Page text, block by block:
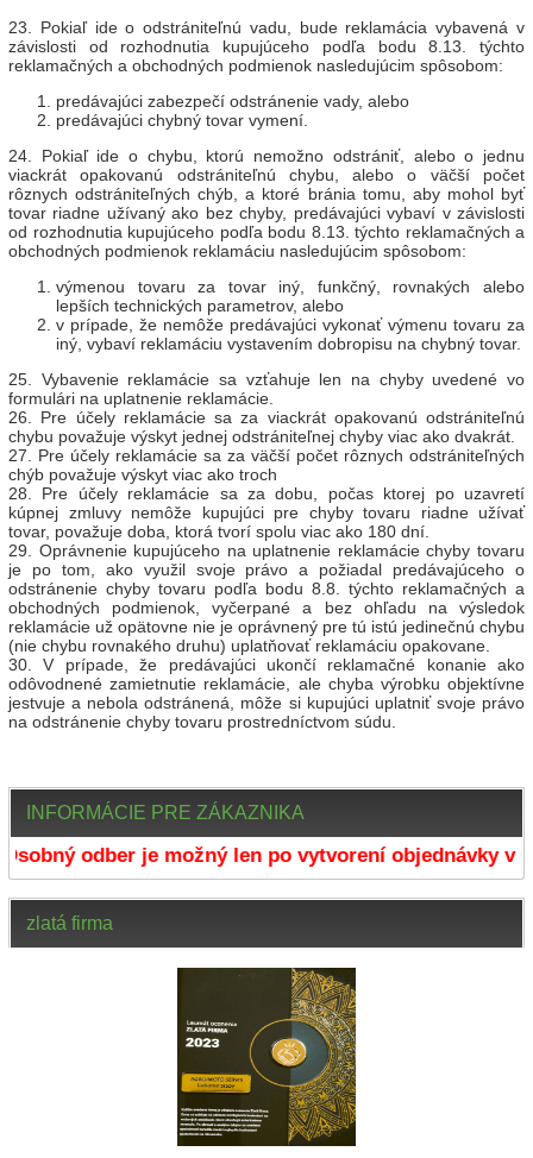
INFORMÁCIE PRE ZÁKAZNIKA
odber je možný len po vytvorení objednávky v e-
zlatá firma
23. Pokiaľ ide o odstrániteľnú vadu, bude reklamácia vybavená v
závislosti od rozhodnutia kupujúceho podľa bodu 8.13. týchto
reklamačných a obchodných podmienok nasledujúcim spôsobom:
predávajúci zabezpečí odstránenie vady, alebo
predávajúci chybný tovar vymení.
24. Pokiaľ ide o chybu, ktorú nemožno odstrániť, alebo o jednu
viackrát opakovanú odstrániteľnú chybu, alebo o väčší počet
rôznych odstrániteľných chýb, a ktoré bránia tomu, aby mohol byť
tovar riadne užívaný ako bez chyby, predávajúci vybaví v závislosti
od rozhodnutia kupujúceho podľa bodu 8.13. týchto reklamačných a
obchodných podmienok reklamáciu nasledujúcim spôsobom:
výmenou tovaru za tovar iný, funkčný, rovnakých alebo
lepších technických parametrov, alebo
v prípade, že nemôže predávajúci vykonať výmenu tovaru za
iný, vybaví reklamáciu vystavením dobropisu na chybný tovar.
25. Vybavenie reklamácie sa vzťahuje len na chyby uvedené vo
formulári na uplatnenie reklamácie.
26. Pre účely reklamácie sa za viackrát opakovanú odstrániteľnú
chybu považuje výskyt jednej odstrániteľnej chyby viac ako dvakrát.
27. Pre účely reklamácie sa za väčší počet rôznych odstrániteľných
chýb považuje výskyt viac ako troch
28. Pre účely reklamácie sa za dobu, počas ktorej po uzavretí
kúpnej zmluvy nemôže kupujúci pre chyby tovaru riadne užívať
tovar, považuje doba, ktorá tvorí spolu viac ako 180 dní.
29. Oprávnenie kupujúceho na uplatnenie reklamácie chyby tovaru
je po tom, ako využil svoje právo a požiadal predávajúceho o
odstránenie chyby tovaru podľa bodu 8.8. týchto reklamačných a
obchodných podmienok, vyčerpané a bez ohľadu na výsledok
reklamácie už opätovne nie je oprávnený pre tú istú jedinečnú chybu
(nie chybu rovnakého druhu) uplatňovať reklamáciu opakovane.
30. V prípade, že predávajúci ukončí reklamačné konanie ako
odôvodnené zamietnutie reklamácie, ale chyba výrobku objektívne
jestvuje a nebola odstránená, môže si kupujúci uplatniť svoje právo
na odstránenie chyby tovaru prostredníctvom súdu.